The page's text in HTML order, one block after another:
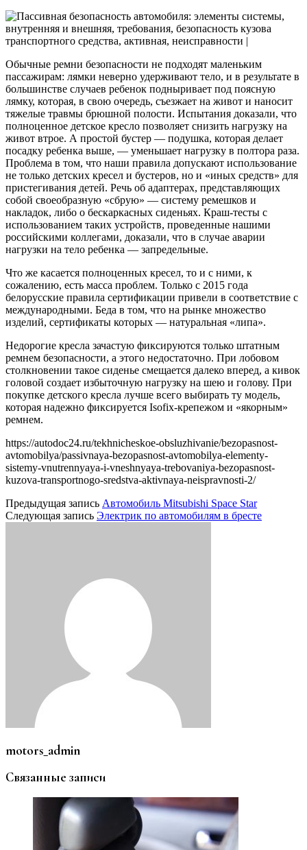
Обычные ремни безопасности не подходят маленьким
пассажирам: лямки неверно удерживают тело, и в результате в
большинстве случаев ребенок подныривает под поясную
лямку, которая, в свою очередь, съезжает на живот и наносит
тяжелые травмы брюшной полости. Испытания доказали, что
полноценное детское кресло позволяет снизить нагрузку на
живот втрое. А простой бустер — подушка, которая делает
посадку ребенка выше, — уменьшает нагрузку в полтора раза.
Проблема в том, что наши правила допускают использование
не только детских кресел и бустеров, но и «иных средств» для
пристегивания детей. Речь об адаптерах, представляющих
собой своеобразную «сбрую» — систему ремешков и
накладок, либо о бескаркасных сиденьях. Краш-тесты с
использованием таких устройств, проведенные нашими
российскими коллегами, доказали, что в случае аварии
нагрузки на тело ребенка — запредельные.
Что же касается полноценных кресел, то и с ними, к
сожалению, есть масса проблем. Только с 2015 года
белорусские правила сертификации привели в соответствие с
международными. Беда в том, что на рынке множество
изделий, сертификаты которых — натуральная «липа».
Недорогие кресла зачастую фиксируются только штатным
ремнем безопасности, а этого недостаточно. При лобовом
столкновении такое сиденье смещается далеко вперед, а кивок
головой создает избыточную нагрузку на шею и голову. При
покупке детского кресла лучше всего выбирать ту модель,
которая надежно фиксируется Isofix-крепежом и «якорным»
ремнем.
https://autodoc24.ru/tekhnicheskoe-obsluzhivanie/bezopasnost-
avtomobilya/passivnaya-bezopasnost-avtomobilya-elementy-
sistemy-vnutrennyaya-i-vneshnyaya-trebovaniya-bezopasnost-
kuzova-transportnogo-sredstva-aktivnaya-neispravnosti-2/
Предыдущая запись Автомобиль Mitsubishi Space Star
Следующая запись Электрик по автомобилям в бресте
motors_admin
Связанные записи